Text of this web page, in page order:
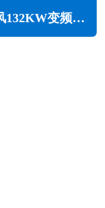
凌格风132KW变频空压机LS系列